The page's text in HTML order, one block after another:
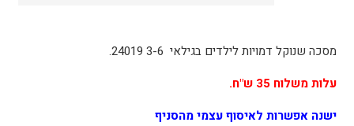
24019
מסכה שנוקל דמויות לילדים בגילאי 3-6 24019.
עלות משלוח 35 ש"ח.
ישנה אפשרות לאיסוף עצמי מהסניף